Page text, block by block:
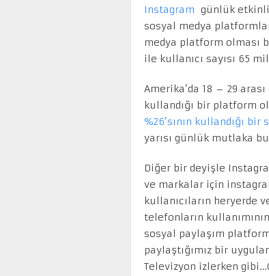
Instagram günlük
sosyal medya
medya platform olması
ile kullanıcı sayısı 65
Amerika’da 18 – 29
kullandığı bir platform
%26’sının kullandığı bir
yarısı günlük mutlaka
Diğer bir deyişle
ve markalar için
kullanıcıların heryerde
telefonların
sosyal paylaşım
paylaştığımız bir
Televizyon izlerken